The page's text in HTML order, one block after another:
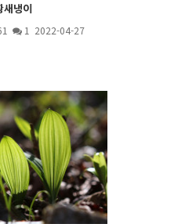
새냉이
1 2022-04-27